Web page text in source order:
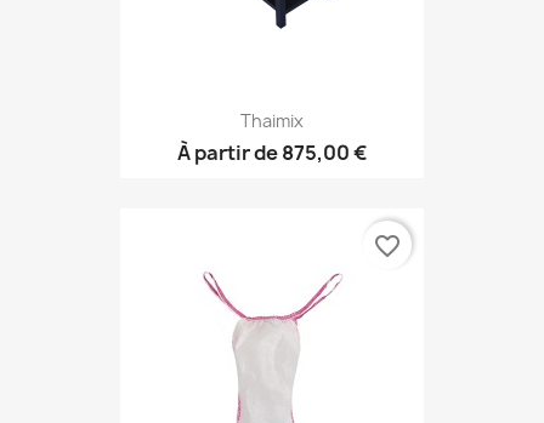
Thaimix
À partir de875,00 €
favorite_border